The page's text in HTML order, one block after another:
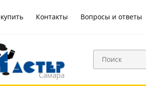
Контакты Вопросы и ответы